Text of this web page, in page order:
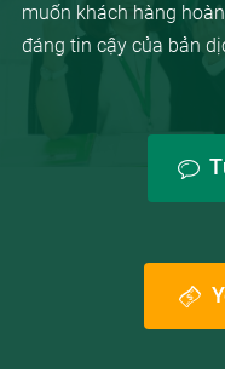
muốn khách hàng
đáng tin cậy của bản